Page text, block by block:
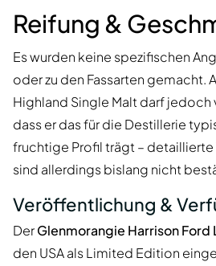
Reifung &
Es wurden keine spezifischen
oder zu den Fassarten gemacht.
Highland Single Malt darf
dass er das für die Destillerie
fruchtige Profil trägt –
sind allerdings bislang nicht
Veröffentlichung &
DerGlenmorangie Harrison
den USA als Limited Edition